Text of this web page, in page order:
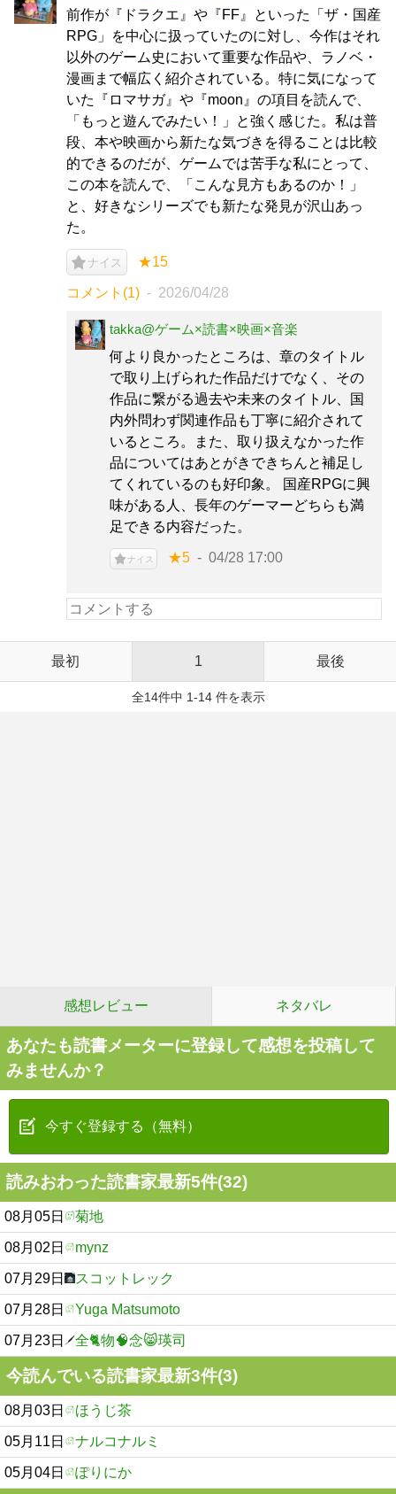
前作が『ドラクエ』や『FF』といった「ザ・国産
RPG」を中心に扱っていたのに対し、今作はそれ
以外のゲーム史において重要な作品や、ラノベ・
漫画まで幅広く紹介されている。特に気になって
いた『ロマサガ』や『moon』の項目を読んで、
「もっと遊んでみたい！」と強く感じた。私は普
段、本や映画から新たな気づきを得ることは比較
的できるのだが、ゲームでは苦手な私にとって、
この本を読んで、「こんな見方もあるのか！」
と、好きなシリーズでも新たな発見が沢山あっ
た。
ナイス ★15
コメント(1) 2026/04/28
takka@ゲーム×読書×映画×音楽
何より良かったところは、章のタイトル
で取り上げられた作品だけでなく、その
作品に繋がる過去や未来のタイトル、国
内外問わず関連作品も丁寧に紹介されて
いるところ。また、取り扱えなかった作
品についてはあとがきできちんと補足し
てくれているのも好印象。 国産RPGに興
味がある人、長年のゲーマーどちらも満
足できる内容だった。
ナイス ★5 04/28 17:00
最初 1 最後
全14件中 1-14 件を表示
感想レビュー ネタバレ
あなたも読書メーターに登録して感想を投稿して
みませんか？
今すぐ登録する（無料）
読みおわった読書家最新5件(32)
08月05日 菊地
08月02日 mynz
07月29日 スコットレック
07月28日 Yuga Matsumoto
07月23日 全🐈物🧠念😸瑛司
今読んでいる読書家最新3件(3)
08月03日 ほうじ茶
05月11日 ナルコナルミ
05月04日 ぽりにか